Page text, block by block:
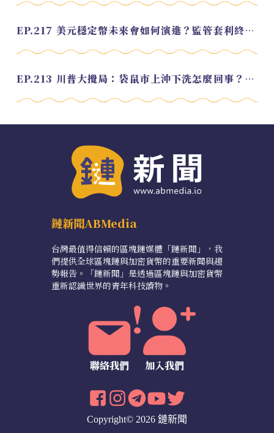
EP.217 美元穩定幣未來會如何演進？監管套利終將收斂？feat. 研究員 余哲安
EP.213 川普大攪局：袋鼠市上沖下洗怎麼回事？feat. Alvin
鏈新聞ABMedia
台灣最值得信賴的區塊鏈媒體「鏈新聞」，我
們提供全球區塊鏈與加密貨幣的重要新聞與趨
勢報告。「鏈新聞」是透過區塊鏈與加密貨幣
重新認識世界的青年科技讀物。
聯絡我們 加入我們
Copyright© 2026 鏈新聞